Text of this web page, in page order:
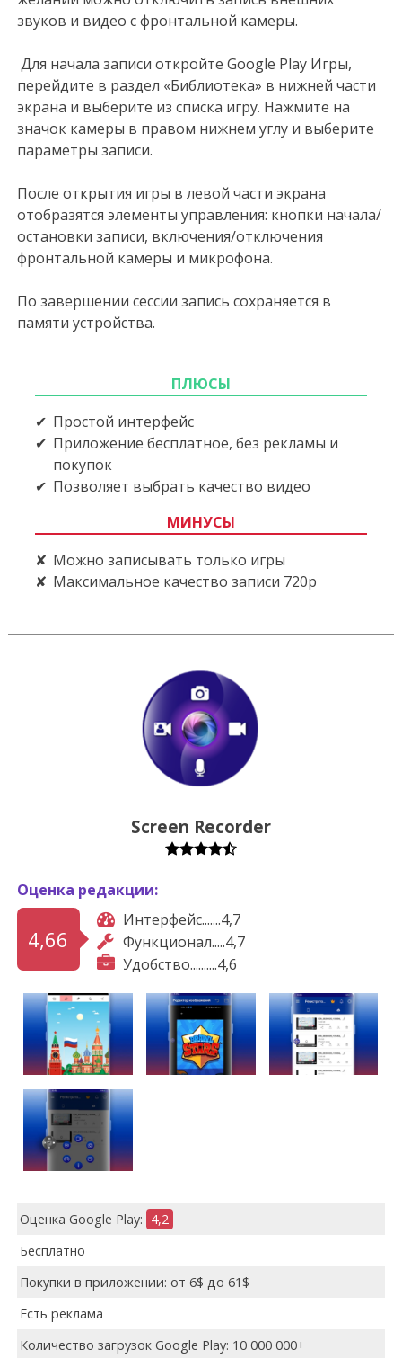
звуков и видео с фронтальной камеры.
Для начала записи откройте Google Play Игры,
перейдите в раздел «Библиотека» в нижней части
экрана и выберите из списка игру. Нажмите на
значок камеры в правом нижнем углу и выберите
параметры записи.
После открытия игры в левой части экрана
отобразятся элементы управления: кнопки начала/
остановки записи, включения/отключения
фронтальной камеры и микрофона.
По завершении сессии запись сохраняется в
памяти устройства.
ПЛЮСЫ
Простой интерфейс
Приложение бесплатное, без рекламы и
покупок
Позволяет выбрать качество видео
МИНУСЫ
Можно записывать только игры
Максимальное качество записи 720p
Screen Recorder
Оценка редакции:
4,66
Интерфейс.......4,7
Функционал.....4,7
Удобство..........4,6
Оценка Google Play: 4,2
Бесплатно
Покупки в приложении: от 6$ до 61$
Есть реклама
Количество загрузок Google Play: 10 000 000+